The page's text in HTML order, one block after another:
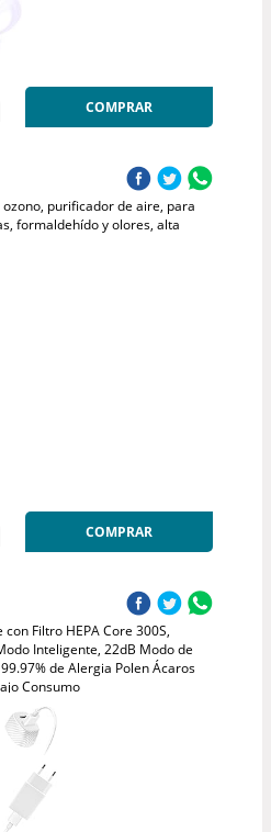
COMPRAR
purificador de aire, para
formaldehído y olores, alta
COMPRAR
Filtro HEPA Core 300S,
Inteligente, 22dB Modo de
de Alergia Polen Ácaros
Consumo